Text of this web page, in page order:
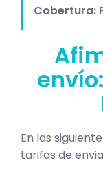
Cobertura:
En las
tarifas de